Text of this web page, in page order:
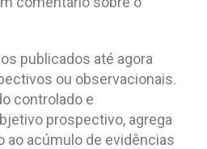
publicados até agora
ou observacionais.
controlado e
prospectivo, agrega
ao acúmulo de evidências